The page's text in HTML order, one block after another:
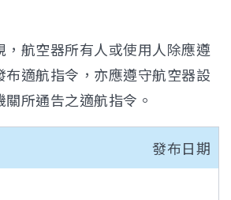
航空器所有人或使用人除應遵
布適航指令，亦應遵守航空器設
所通告之適航指令。
發布日期